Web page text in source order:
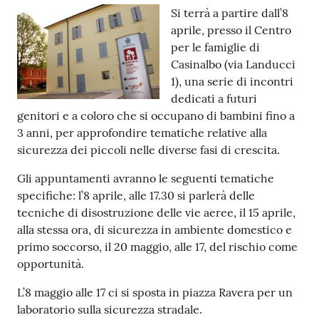
r
t
a
M
e
t
e
o
Tutti
gli
argomenti...
Seguici
su
Contenuto
Si terrà a partire dall’8
aprile, presso il Centro
per le famiglie di
Casinalbo (via Landucci
1), una serie di incontri
dedicati a futuri
genitori e a coloro che si occupano di bambini fino a
3 anni, per approfondire tematiche relative alla
sicurezza dei piccoli nelle diverse fasi di crescita.
Gli appuntamenti avranno le seguenti tematiche
specifiche: l’8 aprile, alle 17.30 si parlerà delle
tecniche di disostruzione delle vie aeree, il 15 aprile,
alla stessa ora, di sicurezza in ambiente domestico e
primo soccorso, il 20 maggio, alle 17, del rischio come
opportunità.
L’8 maggio alle 17 ci si sposta in piazza Ravera per un
laboratorio sulla sicurezza stradale.